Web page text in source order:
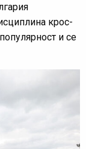
крос-
и се